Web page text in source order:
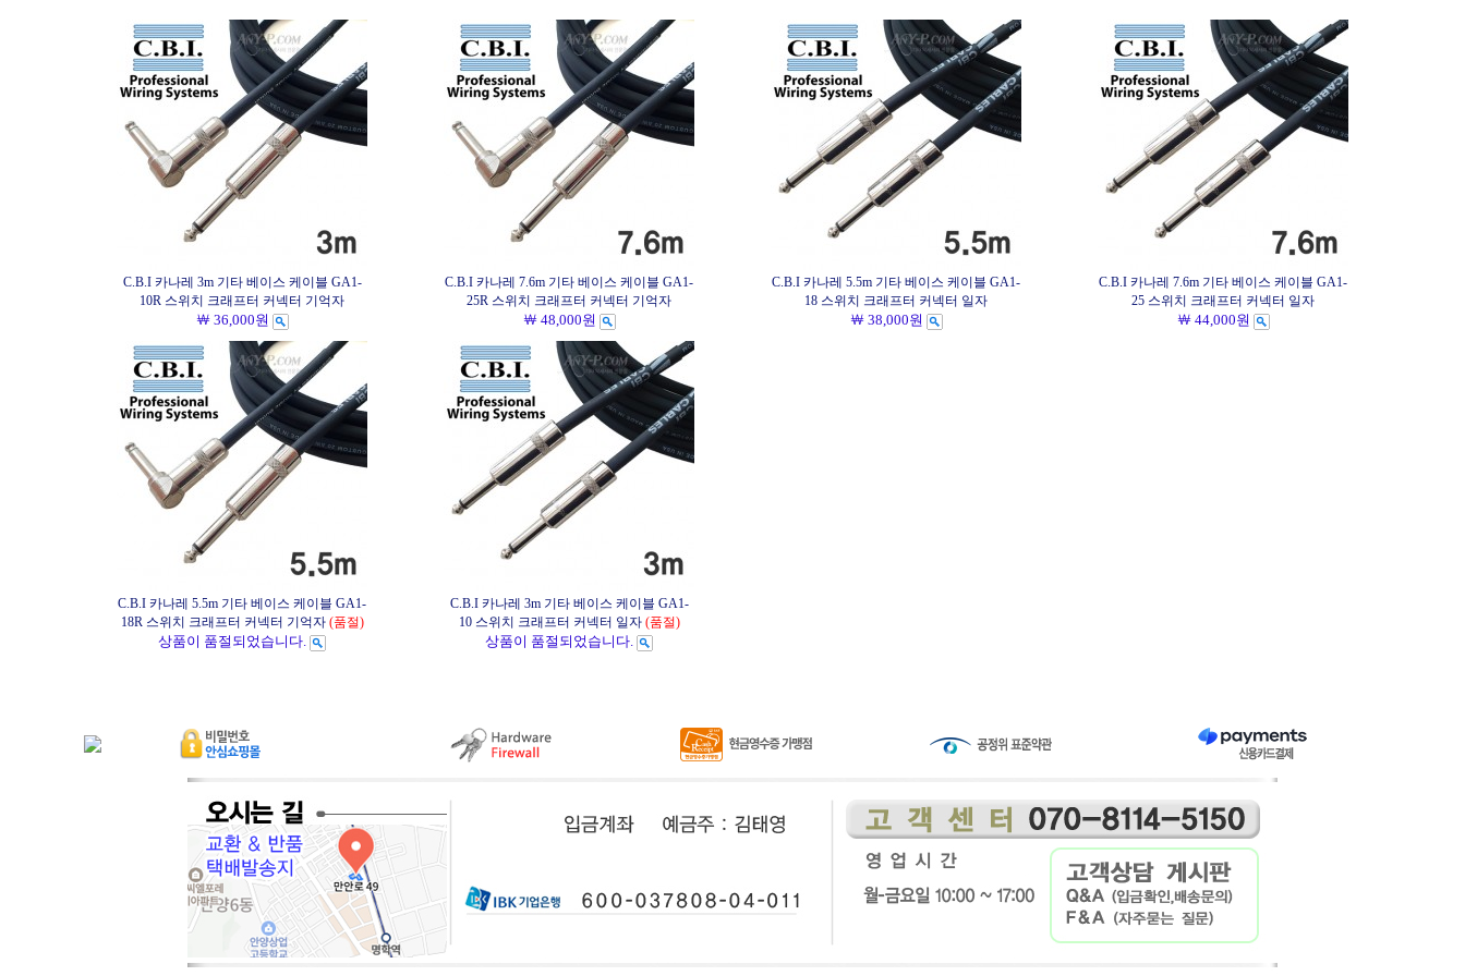
C.B.I 카나레 3m 기타 베이스 케이블 GA1-
10R 스위치 크래프터 커넥터 기억자
￦ 36,000원
C.B.I 카나레 7.6m 기타 베이스 케이블 GA1-
25R 스위치 크래프터 커넥터 기억자
￦ 48,000원
C.B.I 카나레 5.5m 기타 베이스 케이블 GA1-
18 스위치 크래프터 커넥터 일자
￦ 38,000원
C.B.I 카나레 7.6m 기타 베이스 케이블 GA1-
25 스위치 크래프터 커넥터 일자
￦ 44,000원
C.B.I 카나레 5.5m 기타 베이스 케이블 GA1-
18R 스위치 크래프터 커넥터 기억자 (품절)
상품이 품절되었습니다.
C.B.I 카나레 3m 기타 베이스 케이블 GA1-
10 스위치 크래프터 커넥터 일자 (품절)
상품이 품절되었습니다.